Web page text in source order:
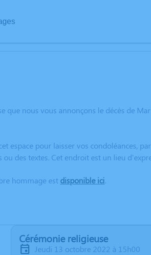
que nous vous annonçons le décès de
espace pour laisser vos condoléances,
ou des textes. Cet endroit est un lieu
hommage est disponible ici.
Cérémonie religieuse
jeudi 13 octobre 2022 à 15h00